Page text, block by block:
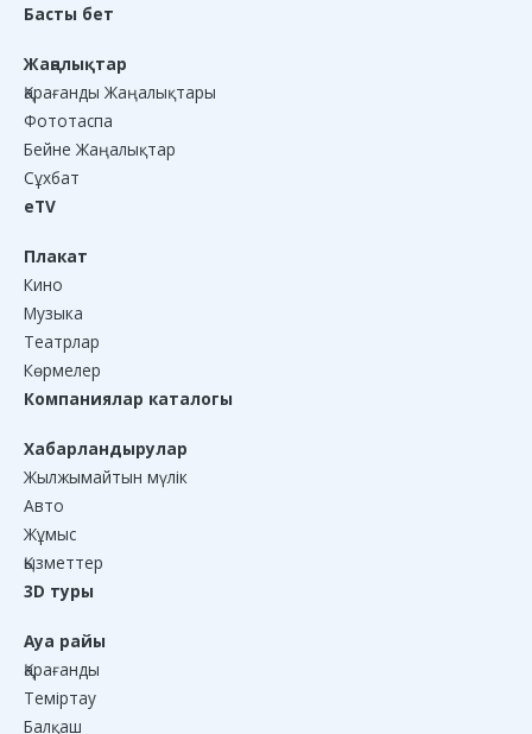
Басты бет
Жаңалықтар
Қарағанды Жаңалықтары
Фототаспа
Бейне Жаңалықтар
Сұхбат
eTV
Плакат
Кино
Музыка
Театрлар
Көрмелер
Компаниялар каталогы
Хабарландырулар
Жылжымайтын мүлік
Авто
Жұмыс
Қызметтер
3D туры
Ауа райы
Қарағанды
Теміртау
Балқаш